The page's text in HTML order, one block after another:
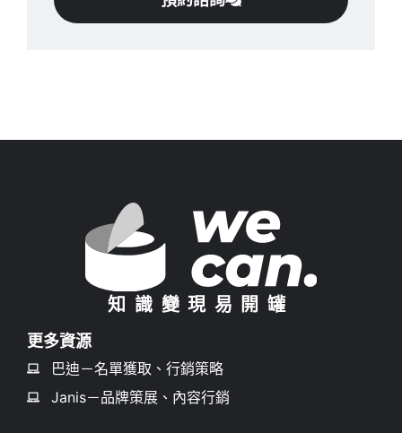
知識變現易開罐
更多資源
巴迪－名單獲取、行銷策略
Janis－品牌策展、內容行銷